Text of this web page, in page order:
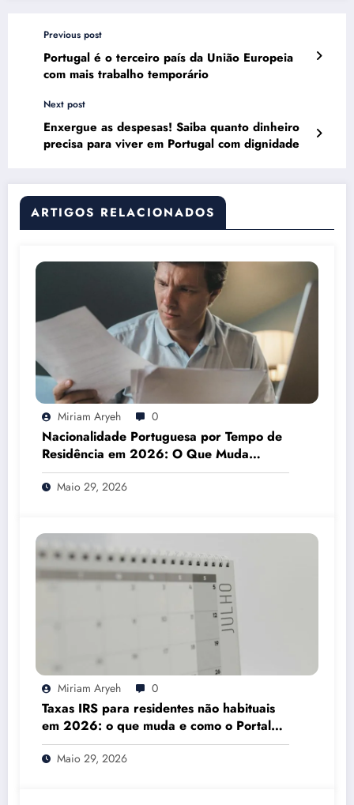
Previous post
Portugal é o terceiro país da União Europeia
com mais trabalho temporário
Next post
Enxergue as despesas! Saiba quanto dinheiro
precisa para viver em Portugal com dignidade
ARTIGOS RELACIONADOS
Miriam Aryeh 0
Nacionalidade Portuguesa por Tempo de
Residência em 2026: O Que Muda
Mesmo
Maio 29, 2026
Miriam Aryeh 0
Taxas IRS para residentes não habituais
em 2026: o que muda e como o Portal
das Finanças pode ajudar
Maio 29, 2026